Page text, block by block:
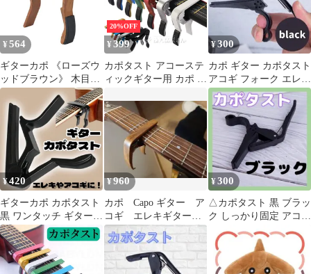
¥ 564
ギターカポ 《ローズウ
ッドブラウン》 木目調
ギター カポタスト エレ
キギター アコギ用[定
形外郵便、送料無
料]mer002
20%OFF
¥ 399
カポタスト アコーステ
ィックギター用 カポ ワ
コンパクト クラシック
ギター フォークギター
エレキギター ウクレレ
アコギ おしゃれ初心者
チューニング 黒ブラッ
ク赤レッド銀シルバー
ゴールド緑グリーン青
ブルー白ホワイト★2
¥300
カポ ギター カポタスト
アコギ フォーク エレキ
ギター 固定 黒 ブラッ
ク
¥420
ギターカポ カポタスト
黒 ワンタッチ ギター
アクセサリー ブラック
カポ ネック 装着簡単
¥960
カポ Capo ギター ア
コギ エレキギター
ウクレレ 木目調 ア
ルミ
¥300
△カポタスト 黒 ブラッ
ク しっかり固定 アコギ
フォーク カポ エレキギ
ター